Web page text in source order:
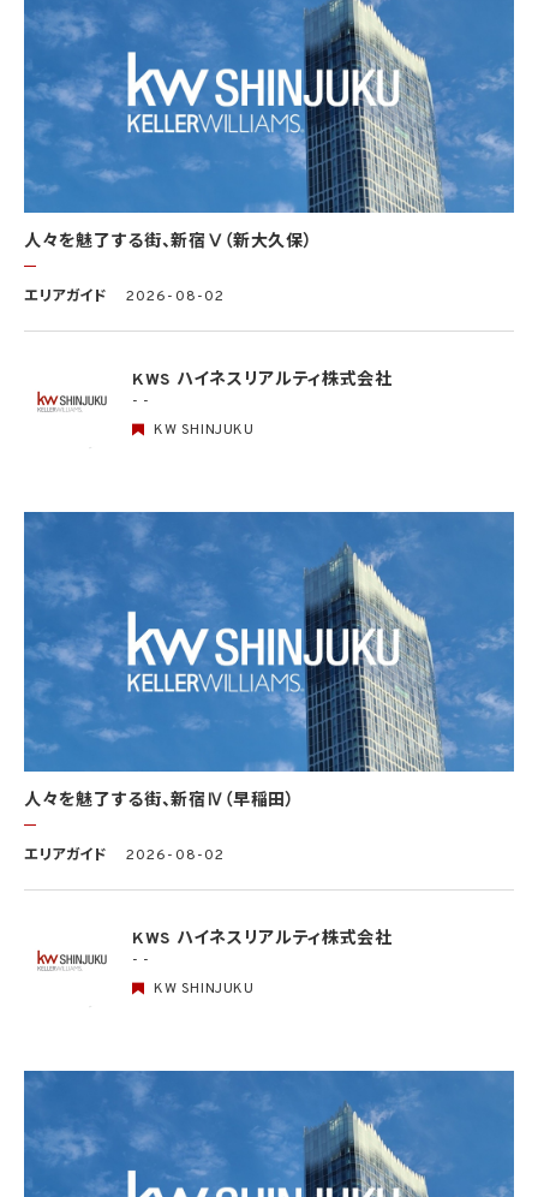
ず、利用目的の達成に必要な範囲を超えて個人情報を取り扱いません。但し、次の場合は
この限りではありません。
(1) 法令に基づく場合
(2) 人の生命、身体又は財産の保護のために必要がある場合であって、本人の同意を得
ることが困難であるとき
(3) 公衆衛生の向上又は児童の健全な育成の推進のために特に必要がある場合であっ
て、本人の同意を得ることが困難であるとき
(4) 国の機関もしくは地方公共団体又はその委託を受けた者が法令の定める事務を遂
行することに対して協力する必要がある場合であって、本人の同意を得ることにより当該
事務の遂行に支障を及ぼすおそれがあるとき
個人データを学術研究目的で取り扱う必要があるとき（当該個人データを取り扱う目的
ある場合を除きます。）。
4.2 当社は、違法又は不当な行為を助長し、又は誘発するおそれがある方法により個人
5. 個人情報の適正な取得
5.1 当社は、適正に個人情報を取得し、偽りその他不正の手段により取得しません。
(1) 第4.1項第1号から第4号までのいずれかに該当する場合
(2) 学術研究機関等から要配慮個人情報を取得する場合であって、当該要配慮個人情報
を学術研究目的で取得する必要があるとき（当該要配慮個人情報を取得する目的の一
部が学術研究目的である場合を含み、個人の権利利益を不当に侵害するおそれがある
場合を除きます。）（当該個人情報取扱事業者と当該学術研究機関等が共同して学術研
究を行う場合に限ります。）
(3) 当該要配慮個人情報が、本人、国の機関、地方公共団体、学術研究機関等、個人情報
保護法第57条第1項各号に掲げる者その他個人情報保護委員会規則で定める者により
公開されている場合
(4) 本人を目視し、又は撮影することにより、その外形上明らかな要配慮個人情報を取得
する場合
(5) 第三者から要配慮個人情報の提供を受ける場合であって、当該第三者による当該提
供が第8.1項各号のいずれかに該当するとき
5.3 当社は、第三者から個人情報の提供を受けるに際しては、個人情報保護委員会規則
該個人情報の提供が第4.1項各号のいずれかに該当する場合又は第8.1項各号のいずれ
(2) 当該第三者による当該個人情報の取得の経緯
6. 個人情報の安全管理
当社は、個人情報の紛失、破壊、改ざん及び漏洩などのリスクに対して、個人情報の安全
全管理が図られるよう、必要かつ適切な監督を行います。当社の保有個人データに関す
る具体的な安全管理措置の内容は、以下のとおりです。
基本方針の策定
個人データの適正な取扱いの確保のため、「関係法令・ガイドライン等の遵守」、「質問及
び苦情処理の窓口」等についての基本方針として、本プライバシーポリシーを策定
人々を魅了する街、新宿Ⅴ（新大久保）
エリアガイド 2026-08-02
KWS ハイネスリアルティ株式会社
- -
KW SHINJUKU
人々を魅了する街、新宿Ⅳ（早稲田）
エリアガイド 2026-08-02
KWS ハイネスリアルティ株式会社
- -
KW SHINJUKU